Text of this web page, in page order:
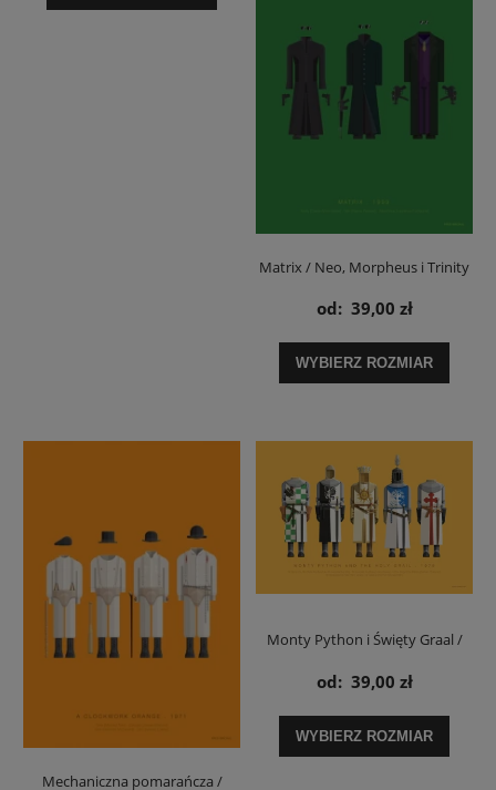
Matrix / Neo, Morpheus i Trinity
- plakat
od: 39,00 zł
WYBIERZ ROZMIAR
Mechaniczna pomarańcza /
Monty Python i Święty Graal /
Monty Python and the Holy
Grail- plakat
od: 39,00 zł
WYBIERZ ROZMIAR